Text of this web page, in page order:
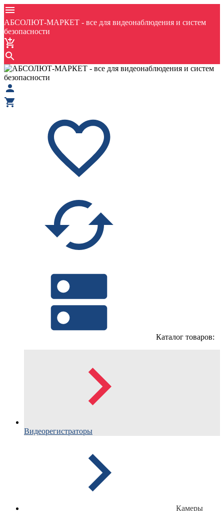
АБСОЛЮТ-МАРКЕТ - все для видеонаблюдения и систем
безопасности
Каталог товаров:
Видеорегистраторы
Камеры